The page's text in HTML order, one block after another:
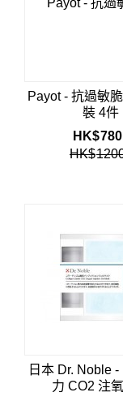
Payot - 抗過敏
裝 4件
HK$780
HK$
日本 Dr. Noble
力 CO2 注